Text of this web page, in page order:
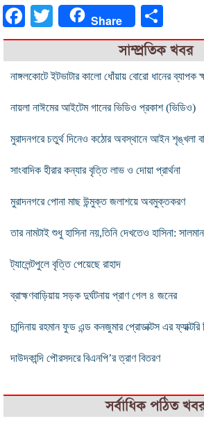
FacebookTwitter Share
সাম্প্রতিক খবর
নাঙ্গলকোটে ইটভাটার কালো ধোঁয়ায় বোরো ধানের ব্যাপক
নায়লা নাঈমের আইটেম গানের ভিডিও প্রকাশ (ভিডিও)
মুরাদনগরে চতুর্থ দিনেও কঠোর অবস্থানে আইন শৃঙ্খলা
সাংবাদিক হীরার কন্যার বৃত্তি লাভ ও দোয়া প্রার্থনা
মুরাদনগরে পোনা মাছ উন্মুক্ত জলাশয়ে অবমুক্তকরণ
তার নামটাই শুধু হাসিনা নয়,তিনি দেখতেও হাসিনা:
ট্যালেন্টপুলে বৃত্তি পেয়েছে রাহাদ
ব্রাহ্মণবাড়িয়ায় সড়ক দুর্ঘটনায় প্রাণ গেল ৪ জনের
চান্দিনায় রহমান ফুড এন্ড কনজুমার প্রোডাক্টস এর
দাউদকান্দি পৌরসদরে বিএনপি’র ত্রাণ বিতরণ
সর্বাধিক পঠিত